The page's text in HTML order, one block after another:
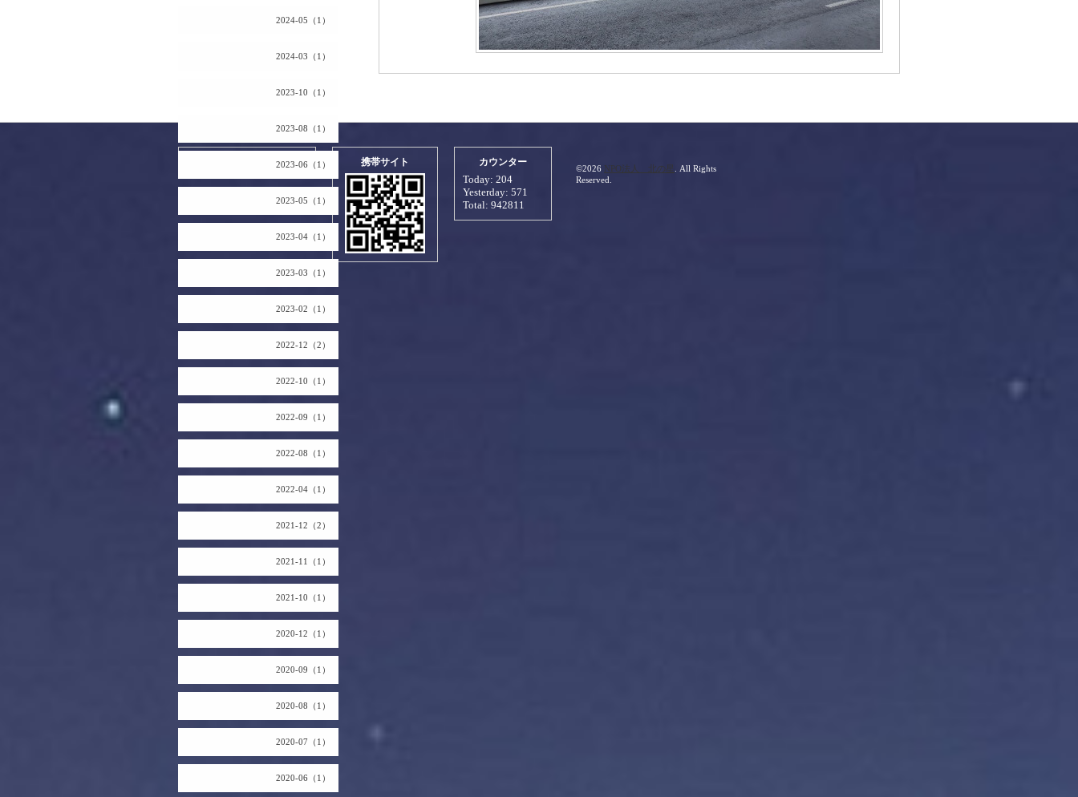
2024-05（1）
2024-03（1）
2023-10（1）
2023-08（1）
2023-06（1）
2023-05（1）
2023-04（1）
2023-03（1）
2023-02（1）
2022-12（2）
2022-10（1）
2022-09（1）
2022-08（1）
2022-04（1）
2021-12（2）
2021-11（1）
2021-10（1）
2020-12（1）
2020-09（1）
2020-08（1）
2020-07（1）
2020-06（1）
2026.08.07 Friday 携帯サイト カウンター
Today: 204
Yesterday: 571
Total: 942811
©2026 NPO法人 北の星
. All Rights
Reserved.